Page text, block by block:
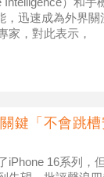
迅速成為外界
家，對此表示，
鍵「不會跳
iPhone 16系列，